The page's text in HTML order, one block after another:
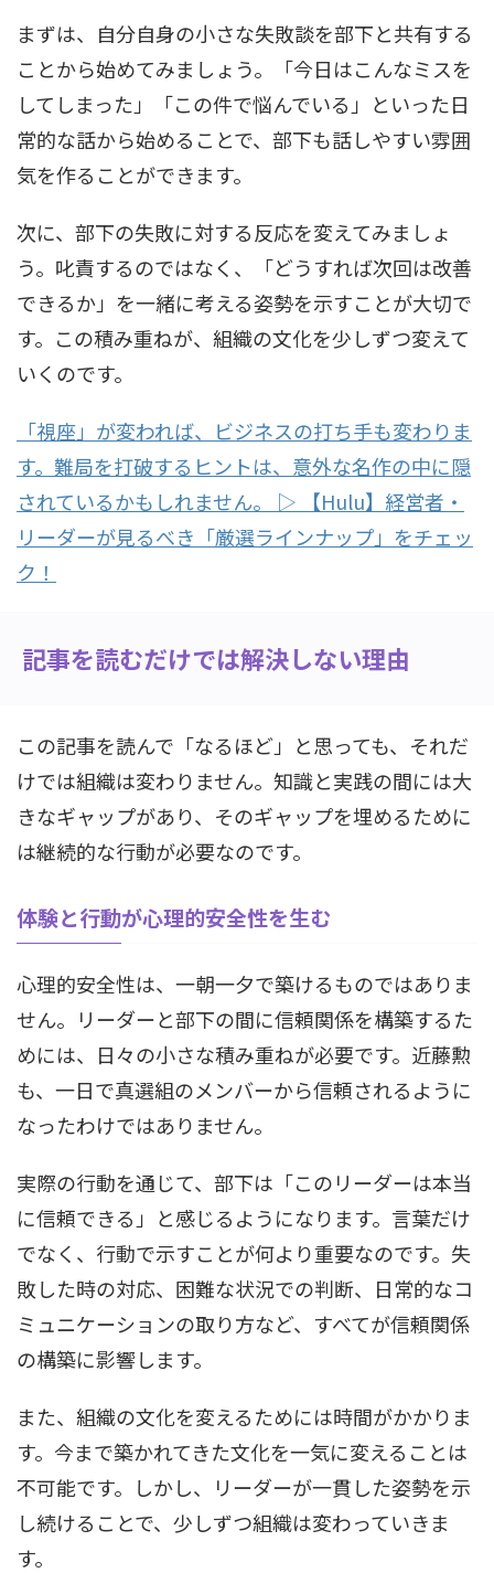
まずは、自分自身の小さな失敗談を部下と共有する
ことから始めてみましょう。「今日はこんなミスを
してしまった」「この件で悩んでいる」といった日
常的な話から始めることで、部下も話しやすい雰囲
気を作ることができます。
次に、部下の失敗に対する反応を変えてみましょ
う。叱責するのではなく、「どうすれば次回は改善
できるか」を一緒に考える姿勢を示すことが大切で
す。この積み重ねが、組織の文化を少しずつ変えて
いくのです。
「視座」が変われば、ビジネスの打ち手も変わりま
す。難局を打破するヒントは、意外な名作の中に隠
されているかもしれません。 ▷ 【Hulu】経営者・
リーダーが見るべき「厳選ラインナップ」をチェッ
ク！
記事を読むだけでは解決しない理由
この記事を読んで「なるほど」と思っても、それだ
けでは組織は変わりません。知識と実践の間には大
きなギャップがあり、そのギャップを埋めるために
は継続的な行動が必要なのです。
体験と行動が心理的安全性を生む
心理的安全性は、一朝一夕で築けるものではありま
せん。リーダーと部下の間に信頼関係を構築するた
めには、日々の小さな積み重ねが必要です。近藤勲
も、一日で真選組のメンバーから信頼されるように
なったわけではありません。
実際の行動を通じて、部下は「このリーダーは本当
に信頼できる」と感じるようになります。言葉だけ
でなく、行動で示すことが何より重要なのです。失
敗した時の対応、困難な状況での判断、日常的なコ
ミュニケーションの取り方など、すべてが信頼関係
の構築に影響します。
また、組織の文化を変えるためには時間がかかりま
す。今まで築かれてきた文化を一気に変えることは
不可能です。しかし、リーダーが一貫した姿勢を示
し続けることで、少しずつ組織は変わっていきま
す。